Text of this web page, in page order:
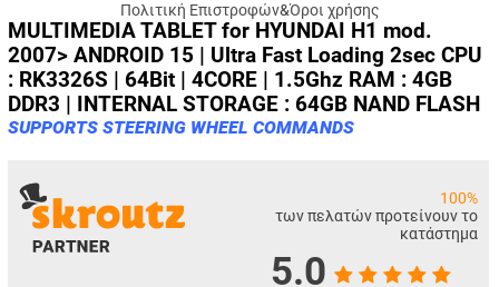
Πολιτική Επιστροφών&Όροι χρήσης
MULTIMEDIA TABLET for HYUNDAI H1 mod.
2007> ANDROID 15 | Ultra Fast Loading 2sec CPU
: RK3326S | 64Bit | 4CORE | 1.5Ghz RAM : 4GB
DDR3 | INTERNAL STORAGE : 64GB NAND FLASH
SUPPORTS STEERING WHEEL COMMANDS
100%
των πελατών προτείνουν το
κατάστημα
5.0